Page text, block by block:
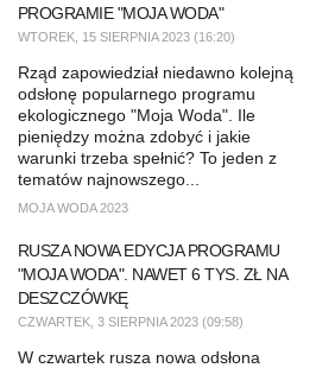
PROGRAMIE "MOJA WODA"
WTOREK, 15 SIERPNIA 2023 (16:20)
Rząd zapowiedział niedawno kolejną
odsłonę popularnego programu
ekologicznego "Moja Woda". Ile
pieniędzy można zdobyć i jakie
warunki trzeba spełnić? To jeden z
tematów najnowszego...
MOJA WODA 2023
RUSZA NOWA EDYCJA PROGRAMU
"MOJA WODA". NAWET 6 TYS. ZŁ NA
DESZCZÓWKĘ
CZWARTEK, 3 SIERPNIA 2023 (09:58)
W czwartek rusza nowa odsłona